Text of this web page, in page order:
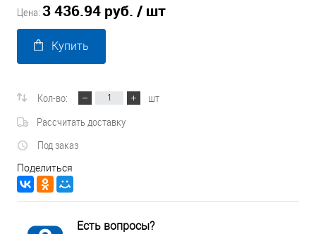
Цена: 3 436.94 руб. / шт
Купить
Кол-во:
шт
Рассчитать доставку
Под заказ
Поделиться
Есть вопросы?